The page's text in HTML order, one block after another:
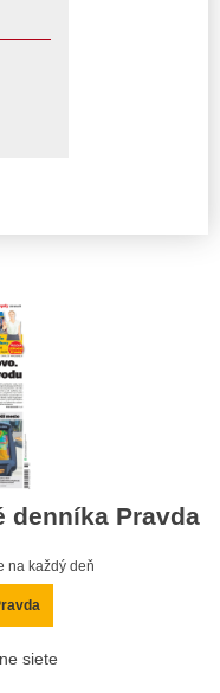
denníka Pravda
na každý deň
siete